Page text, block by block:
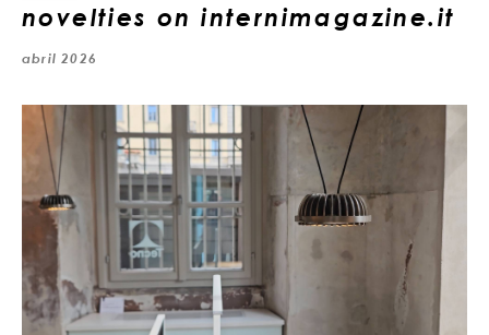
novelties on internimagazine.it
abril 2026